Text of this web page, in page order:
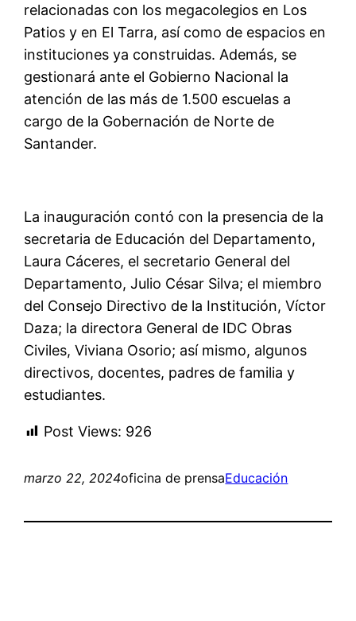
relacionadas con los megacolegios en Los
Patios y en El Tarra, así como de espacios en
instituciones ya construidas. Además, se
gestionará ante el Gobierno Nacional la
atención de las más de 1.500 escuelas a
cargo de la Gobernación de Norte de
Santander.
La inauguración contó con la presencia de la
secretaria de Educación del Departamento,
Laura Cáceres, el secretario General del
Departamento, Julio César Silva; el miembro
del Consejo Directivo de la Institución, Víctor
Daza; la directora General de IDC Obras
Civiles, Viviana Osorio; así mismo, algunos
directivos, docentes, padres de familia y
estudiantes.
Post Views: 926
marzo 22, 2024oficina de prensaEducación